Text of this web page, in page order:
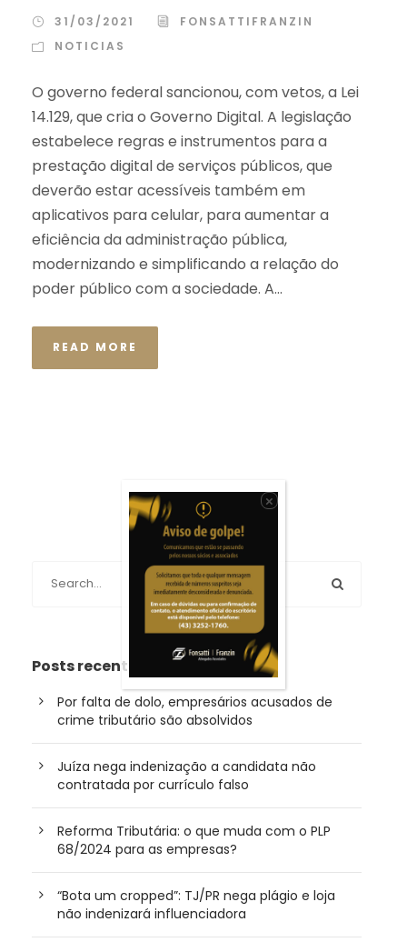
31/03/2021
FONSATTIFRANZIN
NOTICIAS
O governo federal sancionou, com vetos, a Lei
14.129, que cria o Governo Digital. A legislação
estabelece regras e instrumentos para a
prestação digital de serviços públicos, que
deverão estar acessíveis também em
aplicativos para celular, para aumentar a
eficiência da administração pública,
modernizando e simplificando a relação do
poder público com a sociedade. A...
READ MORE
Posts recentes
Por falta de dolo, empresários acusados de
crime tributário são absolvidos
Juíza nega indenização a candidata não
contratada por currículo falso
Reforma Tributária: o que muda com o PLP
68/2024 para as empresas?
“Bota um cropped”: TJ/PR nega plágio e loja
não indenizará influenciadora
×